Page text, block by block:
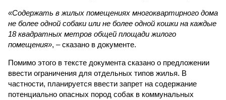
«Содержать в жилых помещениях многоквартирного дома
не более одной собаки или не более одной кошки на каждые
18 квадратных метров общей площади жилого
помещения», – сказано в документе.
Помимо этого в тексте документа сказано о предложении
ввести ограничения для отдельных типов жилья. В
частности, планируется ввести запрет на содержание
потенциально опасных пород собак в коммунальных